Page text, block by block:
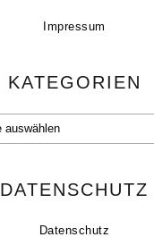
Impressum
KATEGORIEN
DATENSCHUTZ
Datenschutz